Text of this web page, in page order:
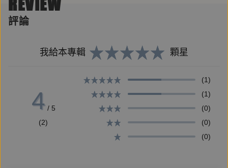
「我們一起吃遍臺島吧！」──青山千鶴子（日本九州
小說家）
「這個世間，再也沒有比自以為是的善意更難拒絕的燙
「我只說一次，聽好了。我不幫日本人做菜。」──阿
盆師（漳州出身傳奇女總鋪師）
REVIEW
評論
我給本專輯 顆星
4 / 5
(2)
(1)
(1)
(0)
(0)
(0)